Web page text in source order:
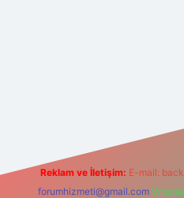
Reklam ve İletişim: E-mail:
forumhizmeti@gmail.com